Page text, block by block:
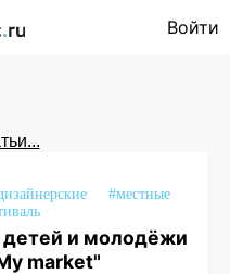
Войти
#местные
детей и молодёжи
market"